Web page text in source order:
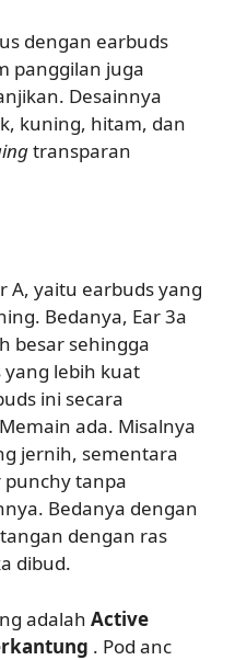
dengan earbuds
panggilan juga
Desainnya
kuning, hitam, dan
transparan
A, yaitu earbuds yang
Bedanya, Ear 3a
besar sehingga
yang lebih kuat
ini secara
ada. Misalnya
jernih, sementara
tanpa
Bedanya dengan
dengan ras
dibud.
adalah Active
. Pod anc